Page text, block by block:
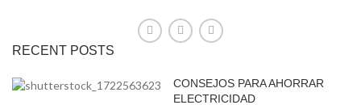
RECENT POSTS
CONSEJOS PARA AHORRAR
ELECTRICIDAD